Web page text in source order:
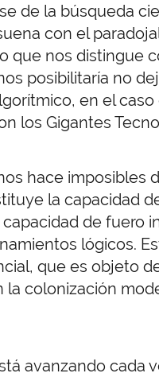
de la búsqueda
con el
que nos distingue
posibilitaría no
en el caso
los Gigantes
hace imposibles
la capacidad
de fuero
lógicos.
que es objeto
la colonización
avanzando cada